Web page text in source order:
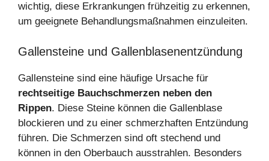
wichtig, diese Erkrankungen frühzeitig zu erkennen,
um geeignete Behandlungsmaßnahmen einzuleiten.
Gallensteine und Gallenblasenentzündung
Gallensteine sind eine häufige Ursache für
rechtseitige Bauchschmerzen neben den
Rippen. Diese Steine können die Gallenblase
blockieren und zu einer schmerzhaften Entzündung
führen. Die Schmerzen sind oft stechend und
können in den Oberbauch ausstrahlen. Besonders